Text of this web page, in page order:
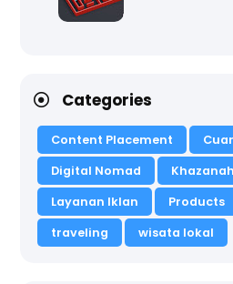
Categories
Content Placement
Digital Nomad
Layanan Iklan
Products
traveling
wisata lokal